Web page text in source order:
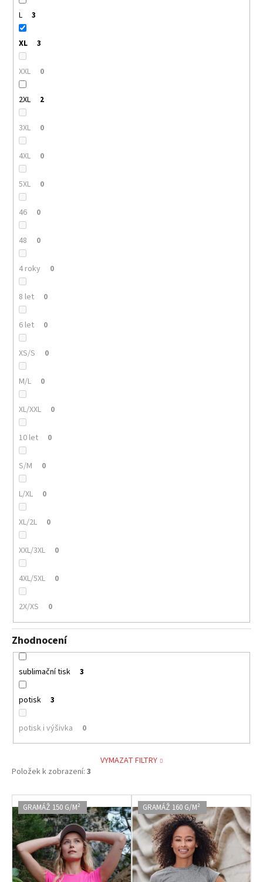
L 3
XL 3
XXL 0
2XL 2
3XL 0
4XL 0
5XL 0
46 0
48 0
4 roky 0
8 let 0
6 let 0
XS/S 0
M/L 0
XL/XXL 0
10 let 0
S/M 0
L/XL 0
XL/2L 0
XXL/3XL 0
4XL/5XL 0
2X/XS 0
Zhodnocení
sublimační tisk 3
potisk 3
potisk i výšivka 0
VYMAZAT FILTRY
Položek k zobrazení: 3
V
ý
p
i
s
p
GRAMÁŽ 150 G/M² GRAMÁŽ 160 G/M²